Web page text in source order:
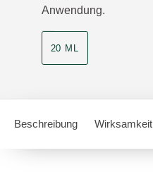
Anwendung.
20 ML
Beschreibung Wirksamkeit